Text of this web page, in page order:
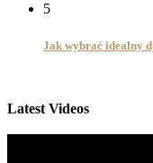
5
Jak wybrać idealny
Latest Videos